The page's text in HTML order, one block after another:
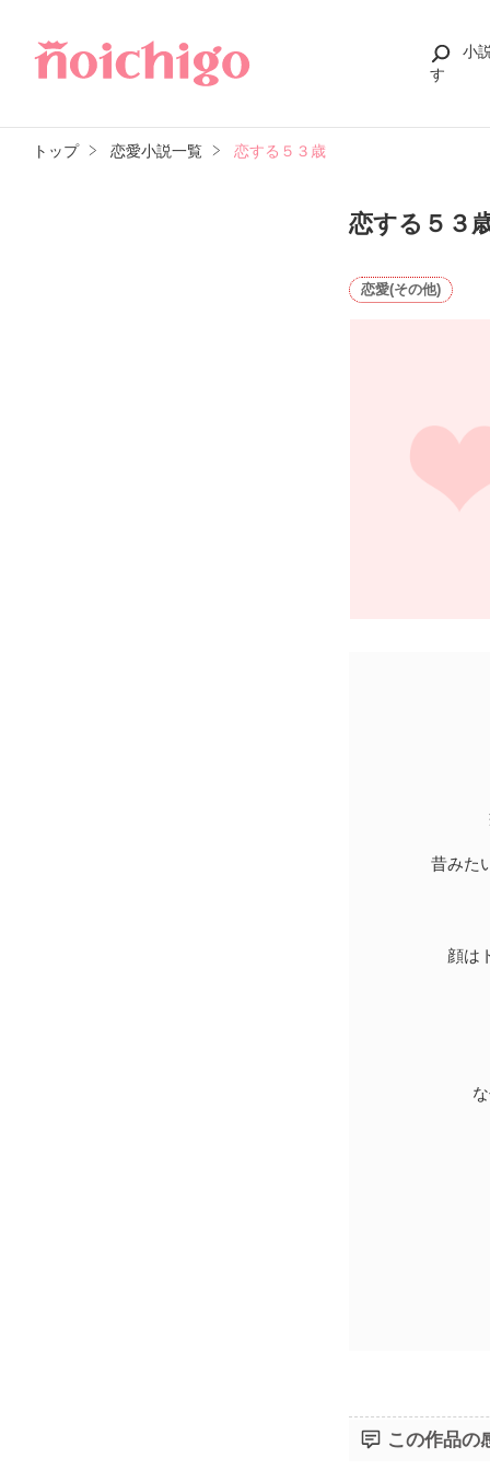
小
す
トップ 恋愛小説一覧 恋する５３歳
恋する５３
恋愛(その他)
昔みた
顔は
この作品の